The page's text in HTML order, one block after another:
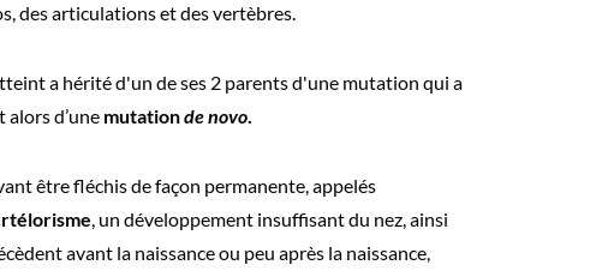
des articulations et des vertèbres.
a hérité d'un de ses 2 parents d'une mutation qui a
d’une mutationde novo.
être fléchis de façon permanente, appelés
, un développement insuffisant du nez, ainsi
avant la naissance ou peu après la naissance,